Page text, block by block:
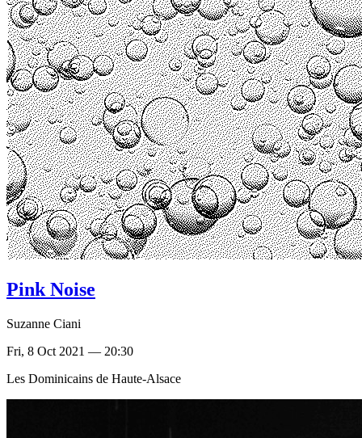
Pink Noise
Suzanne Ciani
Fri, 8 Oct 2021 — 20:30
Les Dominicains de Haute-Alsace